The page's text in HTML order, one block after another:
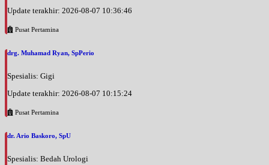
Jam 13:00 - 14:00
Jam 14:00 - 17:00
Selasa, 01/09/2026
Jam 08:00 - 10:00
EKSEKUTIF
Rabu, 02/09/2026
EKSEKUTIF
Update terakhir: 2026-08-07 10:36:46
Pusat Pertamina
drg. Muhamad Ryan, SpPerio
Spesialis: Gigi
Update terakhir: 2026-08-07 10:15:24
Pusat Pertamina
dr. Ario Baskoro, SpU
Spesialis: Bedah Urologi